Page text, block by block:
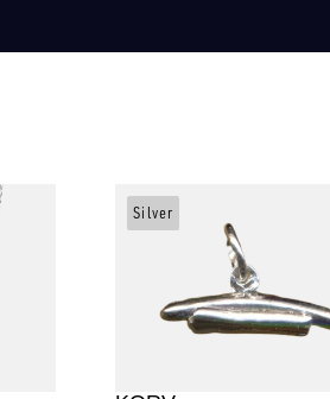
Silver